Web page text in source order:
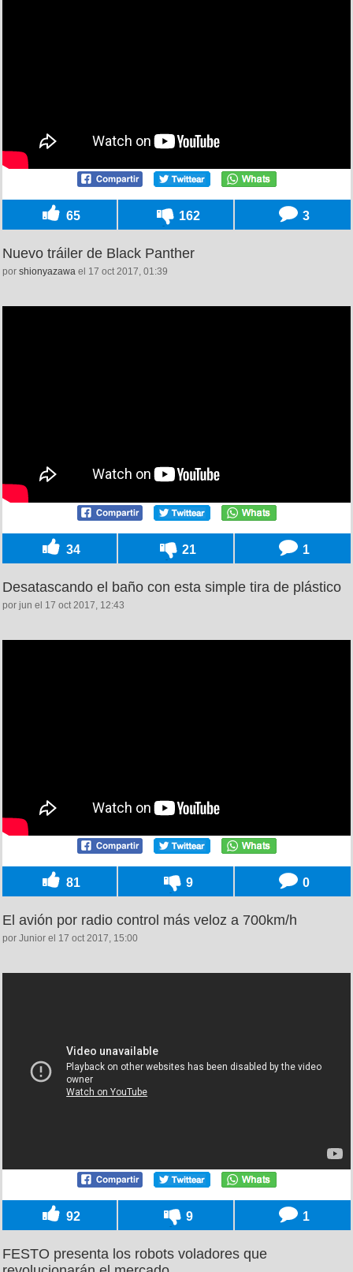
65 162 3
Nuevo tráiler de Black Panther
por shionyazawa el 17 oct 2017, 01:39
34 21 1
Desatascando el baño con esta simple tira de plástico
por jun el 17 oct 2017, 12:43
81 9 0
El avión por radio control más veloz a 700km/h
por Junior el 17 oct 2017, 15:00
92 9 1
FESTO presenta los robots voladores que